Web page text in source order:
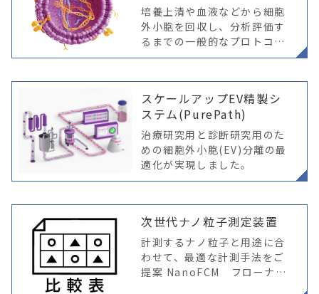
培養上清や血液などから細胞
外小胞を回収し、分析評価す
るまでの一般的なプロトコル
をはじめ、現状実施されてい
する方法やその保管までの事
例をご紹介。
スケールアップEV精製シ
ステム(PurePath)
治療研究用と診断研究用のた
めの細胞外小胞(EV)分離の最
適化が実現しました。
次世代ナノ粒子測定装置
計測するナノ粒子と用途に合
わせて、最適な計測手法をご
提案 NanoFCM フローナノ